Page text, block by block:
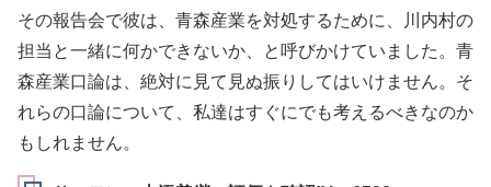
その報告会で彼は、青森産業を対処するために、川内村の
担当と一緒に何かできないか、と呼びかけていました。青
森産業口論は、絶対に見て見ぬ振りしてはいけません。そ
れらの口論について、私達はすぐにでも考えるべきなのか
もしれません。